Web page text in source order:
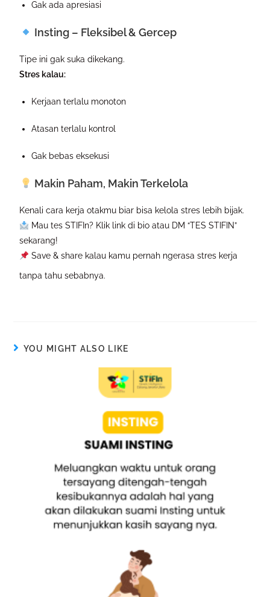
Gak ada apresiasi
Insting – Fleksibel & Gercep
Tipe ini gak suka dikekang.
Stres kalau:
Kerjaan terlalu monoton
Atasan terlalu kontrol
Gak bebas eksekusi
Makin Paham, Makin Terkelola
Kenali cara kerja otakmu biar bisa kelola stres lebih bijak.
Mau tes STIFIn? Klik link di bio atau DM “TES STIFIN”
sekarang!
Save & share kalau kamu pernah ngerasa stres kerja
tanpa tahu sebabnya.
YOU MIGHT ALSO LIKE